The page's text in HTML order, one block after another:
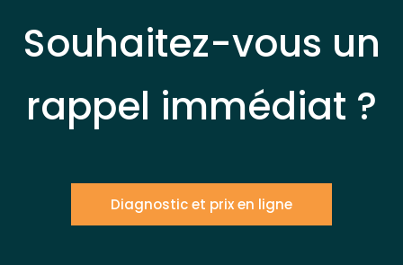
Souhaitez-vous un
rappel immédiat ?
Diagnostic et prix en ligne